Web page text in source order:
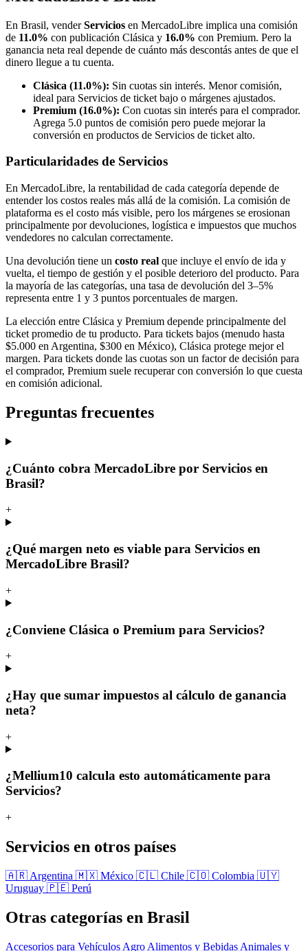
En Brasil, venderServicios en MercadoLibre implica una comisión
de 11.0% con publicación Clásica y 16.0% con Premium. Pero la
ganancia neta real depende de cuánto más descontás antes de que el
dinero llegue a tu cuenta.
Clásica (11.0%): Sin cuotas sin interés. Menor comisión,
ideal para Servicios de ticket bajo o márgenes ajustados.
Premium (16.0%): Con cuotas sin interés para el comprador.
Agrega 5.0 puntos de comisión pero puede mejorar la
conversión en productos de Servicios de ticket alto.
Particularidades de Servicios
En MercadoLibre, la rentabilidad de cada categoría depende de
entender los costos reales más allá de la comisión. La comisión de
plataforma es el costo más visible, pero los márgenes se erosionan
principalmente por devoluciones, logística e impuestos que muchos
vendedores no calculan correctamente.
Una devolución tiene un costo real que incluye el envío de ida y
vuelta, el tiempo de gestión y el posible deterioro del producto. Para
la mayoría de las categorías, una tasa de devolución del 3–5%
representa entre 1 y 3 puntos porcentuales de margen.
La elección entre Clásica y Premium depende principalmente del
ticket promedio de tu producto. Para tickets bajos (menudo hasta
$5.000 en Argentina, $300 en México), Clásica protege mejor el
margen. Para tickets donde las cuotas son un factor de decisión para
el comprador, Premium suele recuperar con conversión lo que cuesta
en comisión adicional.
Preguntas frecuentes
¿Cuánto cobra MercadoLibre por Servicios en
Brasil?
+
¿Qué margen neto es viable para Servicios en
MercadoLibre Brasil?
+
¿Conviene Clásica o Premium para Servicios?
+
¿Hay que sumar impuestos al cálculo de ganancia
neta?
+
¿Mellium10 calcula esto automáticamente para
Servicios?
+
Servicios en otros países
🇦🇷 Argentina 🇲🇽 México 🇨🇱 Chile 🇨🇴 Colombia 🇺🇾
Uruguay 🇵🇪 Perú
Otras categorías en Brasil
Accesorios para Vehículos Agro Alimentos y Bebidas Animales y